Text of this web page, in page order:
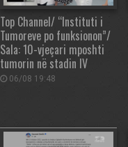
Top Channel/ “Instituti i
Tumoreve po funksionon”/
Sala: 10-vjeçari mposhti
tumorin në stadin IV
06/08 19:48